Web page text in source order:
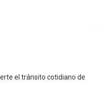
el tránsito cotidiano de